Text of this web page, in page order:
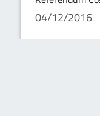
04/12/2016